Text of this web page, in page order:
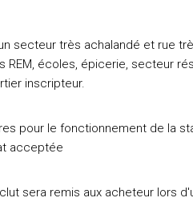
secteur très achalandé et rue
écoles, épicerie, secteur
inscripteur.
pour le fonctionnement de la
acceptée
sera remis aux acheteur lors